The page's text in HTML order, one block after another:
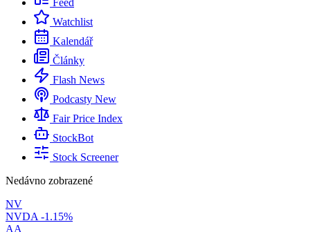
Feed
Watchlist
Kalendář
Články
Flash News
Podcasty New
Fair Price Index
StockBot
Stock Screener
Nedávno zobrazené
NV
NVDA -1.15%
AA